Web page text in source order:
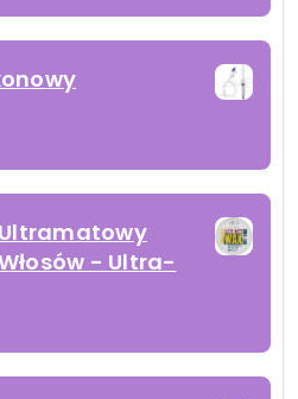
- Ultra-